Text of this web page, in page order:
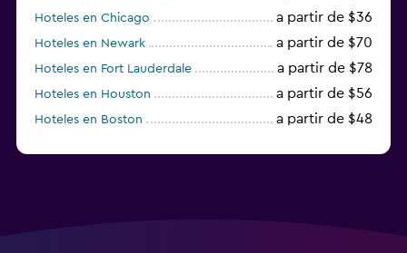
Hoteles en Chicago a partir de $36
Hoteles en Newark a partir de $70
Hoteles en Fort Lauderdale a partir de $78
Hoteles en Houston a partir de $56
Hoteles en Boston a partir de $48